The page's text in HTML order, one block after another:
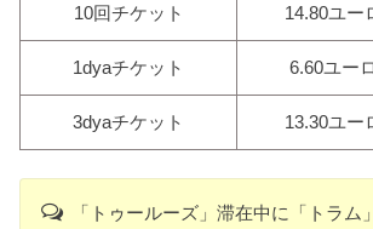
10回チケット 14.80ユー
1dyaチケット 6.60ユー
3dyaチケット 13.30ユー
「トゥールーズ」滞在中に「トラム